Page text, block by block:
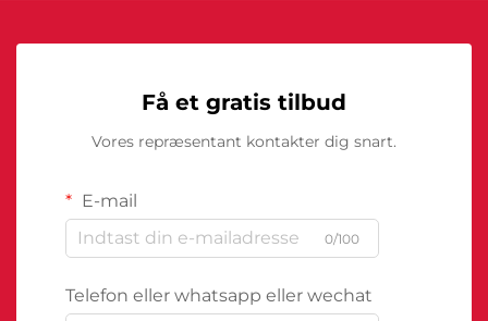
Få et gratis tilbud
Vores repræsentant kontakter dig snart.
E-mail
0/100
Telefon eller whatsapp eller wechat